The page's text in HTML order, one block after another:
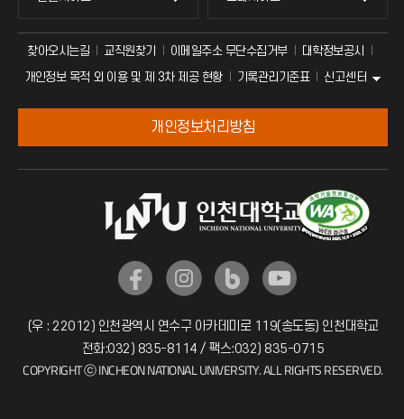
찾아오시는길 교직원찾기 이메일주소 무단수집거부
대학정보공시
개인정보 목적 외 이용 및 제 3차 제공 현황
기록관리기준표 신고센터
개인정보처리방침
(우 : 22012) 인천광역시 연수구 아카데미로 119(송도동) 인천대학교
전화:032) 835-8114 / 팩스:032) 835-0715
COPYRIGHT ⓒ INCHEON NATIONAL UNIVERSITY. ALL RIGHTS RESERVED.